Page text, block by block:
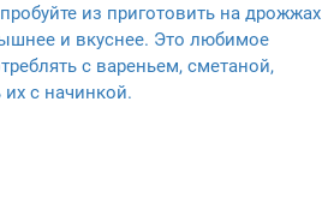
из приготовить на дрожжах
и вкуснее. Это любимое
с вареньем, сметаной,
с начинкой.